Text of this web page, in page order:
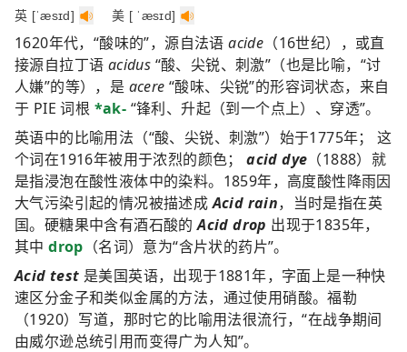
英 [ˈæsɪd] 美 [ ˈæsɪd]
1620年代，“酸味的”，源自法语acide （16世纪），或直
接源自拉丁语 acidus “酸、尖锐、刺激”（也是比喻，“讨
人嫌”的等），是 acere “酸味、尖锐”的形容词状态，来自
于 PIE 词根 *ak- “锋利、升起（到一个点上）、穿透”。
英语中的比喻用法（“酸、尖锐、刺激”）始于1775年； 这
个词在1916年被用于浓烈的颜色；acid dye （1888）就
是指浸泡在酸性液体中的染料。1859年，高度酸性降雨因
大气污染引起的情况被描述成Acid rain，当时是指在英
国。硬糖果中含有酒石酸的Acid drop 出现于1835年，
其中drop （名词）意为“含片状的药片”。
Acid test 是美国英语，出现于1881年，字面上是一种快
速区分金子和类似金属的方法，通过使用硝酸。福勒
（1920）写道，那时它的比喻用法很流行，“在战争期间
由威尔逊总统引用而变得广为人知”。